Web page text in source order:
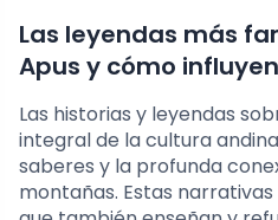
Las leyendas más
Apus y cómo
Las historias y leyendas
integral de la cultura
saberes y la profunda
montañas. Estas